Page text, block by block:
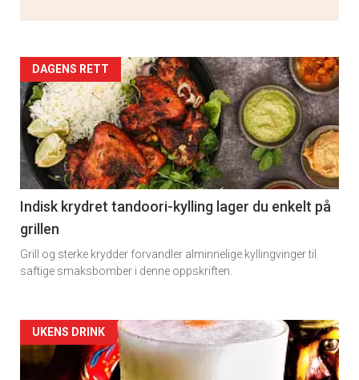
Artikler
detail
-
section
11
DAGENS RETT
Indisk krydret tandoori-kylling lager du enkelt på
grillen
Grill og sterke krydder forvandler alminnelige kyllingvinger til
saftige smaksbomber i denne oppskriften.
Artikler
detail
UKENS DRINK